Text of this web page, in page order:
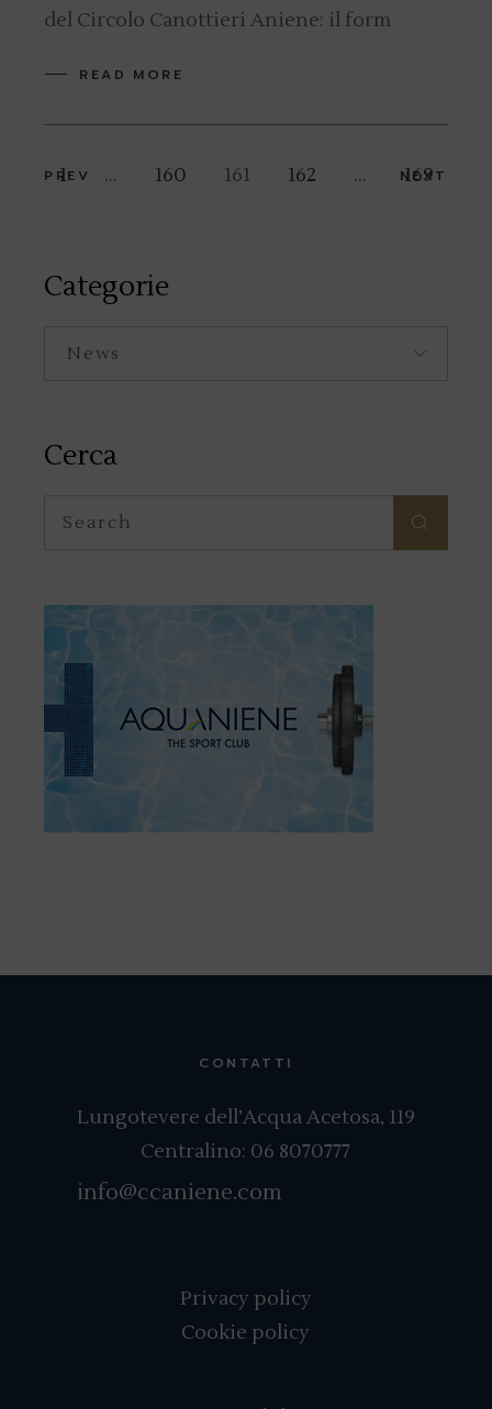
del Circolo Canottieri Aniene: il form
READ MORE
Navigazione
PREV
1 … 160 161 162 … 169
NEXT
Categorie
Cerca
for:
CONTATTI
Lungotevere dell’Acqua Acetosa, 119
Centralino: 06 8070777
info@ccaniene.com
Privacy policy
Cookie policy